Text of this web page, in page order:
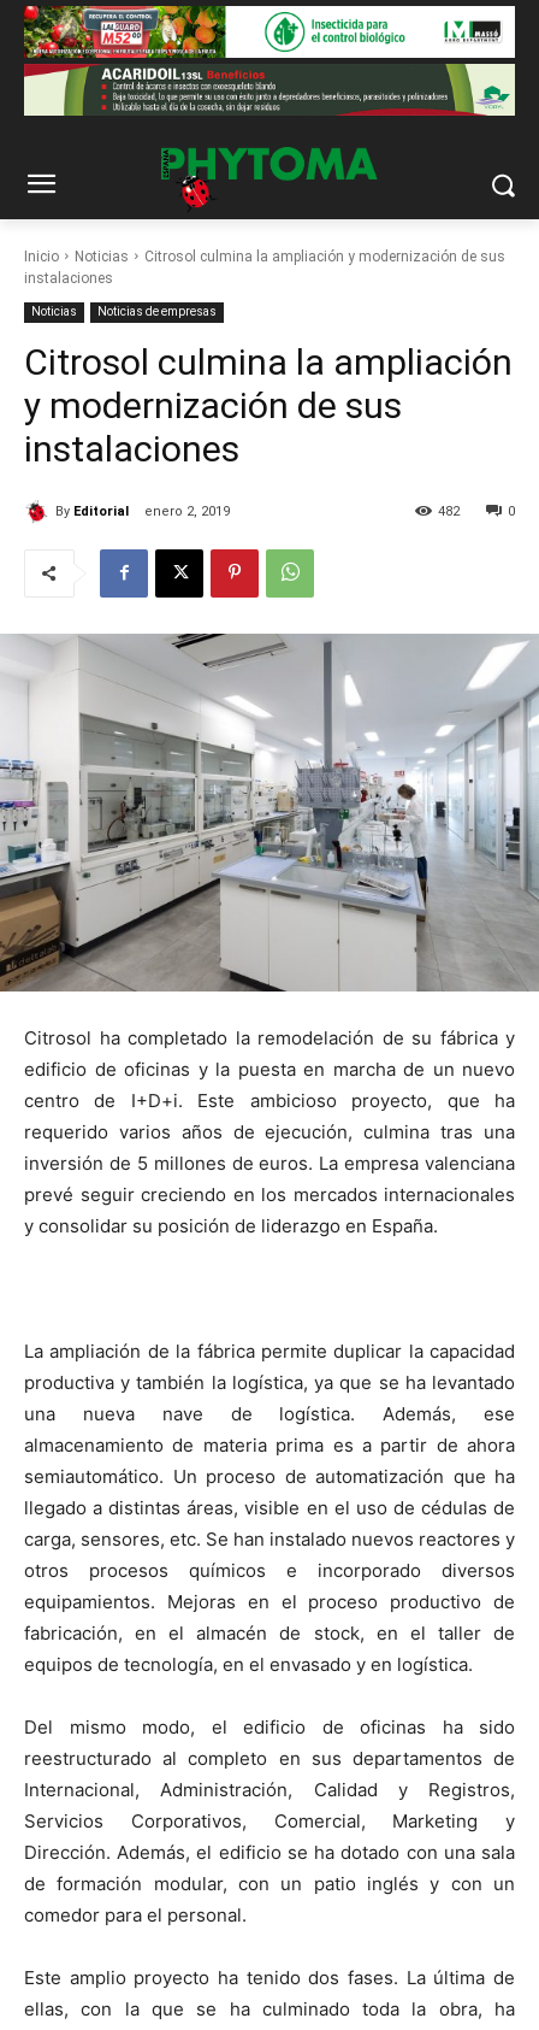
Inicio Noticias
Citrosol culmina la ampliación y modernización de sus
instalaciones
Noticias Noticias de empresas
Citrosol culmina la ampliación
y modernización de sus
instalaciones
By Editorial enero 2, 2019 0
482
Citrosol ha completado la remodelación de su fábrica y
edificio de oficinas y la puesta en marcha de un nuevo
centro de I+D+i. Este ambicioso proyecto, que ha
requerido varios años de ejecución, culmina tras una
inversión de 5 millones de euros. La empresa valenciana
prevé seguir creciendo en los mercados internacionales
y consolidar su posición de liderazgo en España.
La ampliación de la fábrica permite duplicar la capacidad
productiva y también la logística, ya que se ha levantado
una nueva nave de logística. Además, ese
almacenamiento de materia prima es a partir de ahora
semiautomático. Un proceso de automatización que ha
llegado a distintas áreas, visible en el uso de cédulas de
carga, sensores, etc. Se han instalado nuevos reactores y
otros procesos químicos e incorporado diversos
equipamientos. Mejoras en el proceso productivo de
fabricación, en el almacén de stock, en el taller de
equipos de tecnología, en el envasado y en logística.
Del mismo modo, el edificio de oficinas ha sido
reestructurado al completo en sus departamentos de
Internacional, Administración, Calidad y Registros,
Servicios Corporativos, Comercial, Marketing y
Dirección. Además, el edificio se ha dotado con una sala
de formación modular, con un patio inglés y con un
comedor para el personal.
Este amplio proyecto ha tenido dos fases. La última de
ellas, con la que se ha culminado toda la obra, ha